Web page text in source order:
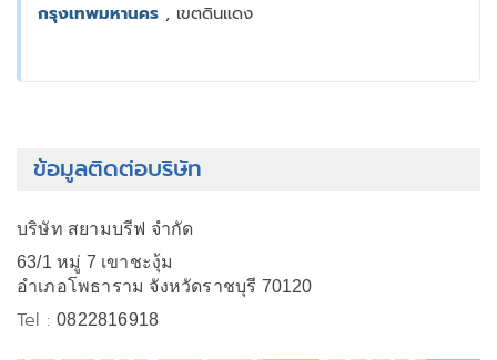
กรุงเทพมหานคร , เขตดินแดง
ข้อมูลติดต่อบริษัท
บริษัท สยามบรีฟ จำกัด
63/1 หมู่ 7 เขาชะงุ้ม
อำเภอโพธาราม จังหวัดราชบุรี 70120
Tel :0822816918